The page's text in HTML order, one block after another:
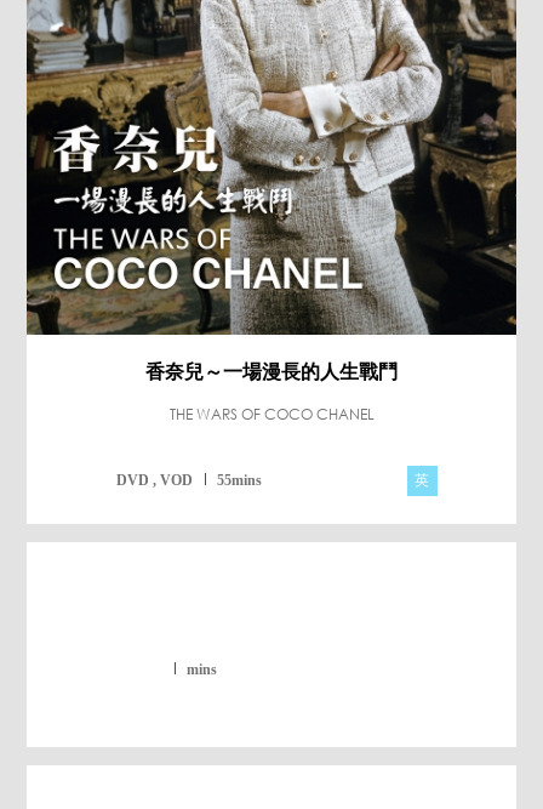
香奈兒～一場漫長的人生戰鬥
THE WARS OF COCO CHANEL
DVD , VOD 55mins 英
mins